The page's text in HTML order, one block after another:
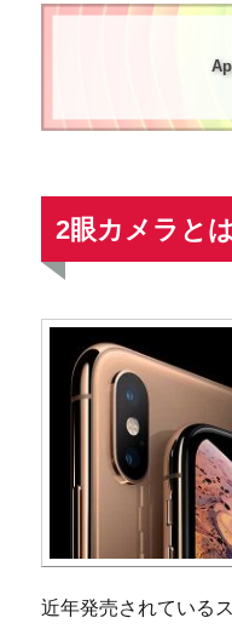
2眼カメラとは
近年発売されている